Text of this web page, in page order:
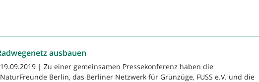
ausbauen
19.09.2019 | Zu einer gemeinsamen Pressekonferenz haben die
NaturFreunde Berlin, das Berliner Netzwerk für Grünzüge, FUSS e.V. und die